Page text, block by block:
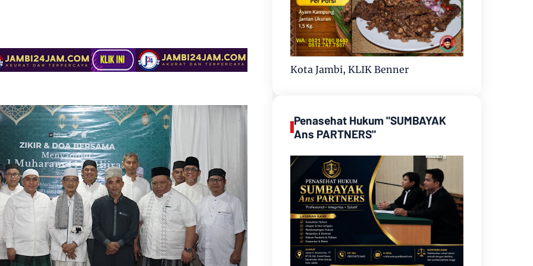
Kota Jambi, KLIK Benner
Penasehat Hukum "SUMBAYAK
Ans PARTNERS"